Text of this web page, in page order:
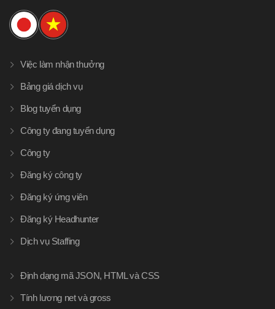
Việc làm nhận thưởng
Bảng giá dịch vụ
Blog tuyển dụng
Công ty đang tuyển dụng
Công ty
Đăng ký công ty
Đăng ký ứng viên
Đăng ký Headhunter
Dịch vụ Staffing
Định dạng mã JSON, HTML và CSS
Tính lương net và gross